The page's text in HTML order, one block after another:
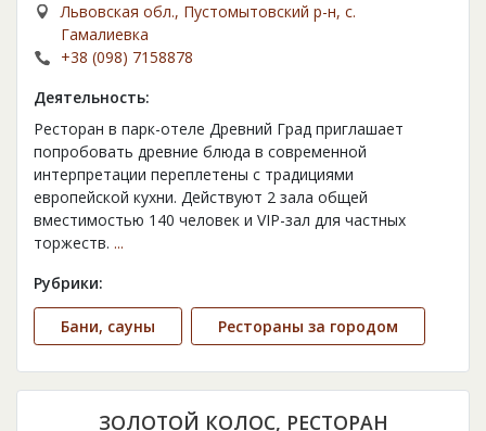
Львовская обл., Пустомытовский р-н, с.
Гамалиевка
+38 (098) 7158878
Деятельность:
Ресторан в парк-отеле Древний Град приглашает
попробовать древние блюда в современной
интерпретации переплетены с традициями
европейской кухни. Действуют 2 зала общей
вместимостью 140 человек и VIP-зал для частных
торжеств. ...
Рубрики:
Бани, сауны Рестораны за городом
ЗОЛОТОЙ КОЛОС, РЕСТОРАН